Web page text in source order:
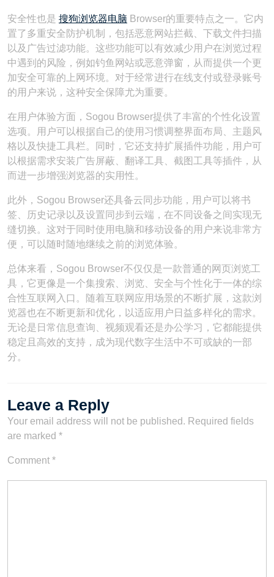
安全性也是 搜狗浏览器电脑 Browser的重要特点之一。它内
置了多重安全防护机制，包括恶意网站拦截、下载文件扫描
以及广告过滤功能。这些功能可以有效减少用户在浏览过程
中遇到的风险，例如钓鱼网站或恶意弹窗，从而提供一个更
加安全可靠的上网环境。对于经常进行在线支付或登录账号
的用户来说，这种安全保障尤为重要。
在用户体验方面，Sogou Browser提供了丰富的个性化设置
选项。用户可以根据自己的使用习惯调整界面布局、主题风
格以及快捷工具栏。同时，它还支持扩展插件功能，用户可
以根据需求安装广告屏蔽、翻译工具、截图工具等插件，从
而进一步增强浏览器的实用性。
此外，Sogou Browser还具备云同步功能，用户可以将书
签、历史记录以及设置同步到云端，在不同设备之间实现无
缝切换。这对于同时使用电脑和移动设备的用户来说非常方
便，可以随时随地继续之前的浏览体验。
总体来看，Sogou Browser不仅仅是一款普通的网页浏览工
具，它更像是一个集搜索、浏览、安全与个性化于一体的综
合性互联网入口。随着互联网应用场景的不断扩展，这款浏
览器也在不断更新和优化，以适应用户日益多样化的需求。
无论是日常信息查询、视频观看还是办公学习，它都能提供
稳定且高效的支持，成为现代数字生活中不可或缺的一部
分。
Leave a Reply
Your email address will not be published. Required fields
are marked *
Comment *